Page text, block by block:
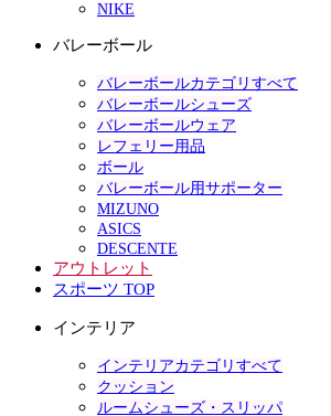
NIKE
バレーボール
バレーボールカテゴリすべて
バレーボールシューズ
バレーボールウェア
レフェリー用品
ボール
バレーボール用サポーター
MIZUNO
ASICS
DESCENTE
アウトレット
スポーツ TOP
インテリア
インテリアカテゴリすべて
クッション
ルームシューズ・スリッパ